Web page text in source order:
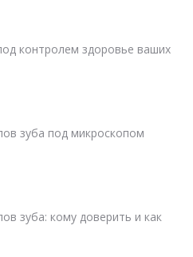
контролем здоровье ваших
зуба под микроскопом
зуба: кому доверить и как